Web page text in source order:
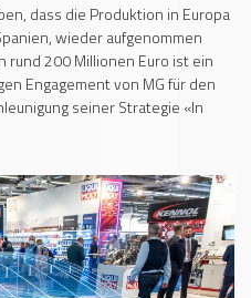
dass die Produktion in Europa
wieder aufgenommen
rund 200 Millionen Euro ist ein
Engagement von MG für den
seiner Strategie «In